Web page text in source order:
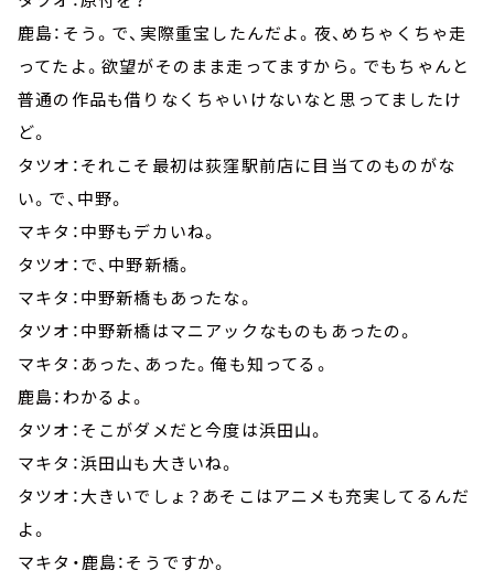
鹿島：そう。で、実際重宝したんだよ。夜、めちゃくちゃ走
ってたよ。欲望がそのまま走ってますから。でもちゃんと
普通の作品も借りなくちゃいけないなと思ってましたけ
ど。
タツオ：それこそ最初は荻窪駅前店に目当てのものがな
い。で、中野。
マキタ：中野もデカいね。
タツオ：で、中野新橋。
マキタ：中野新橋もあったな。
タツオ：中野新橋はマニアックなものもあったの。
マキタ：あった、あった。俺も知ってる。
鹿島：わかるよ。
タツオ：そこがダメだと今度は浜田山。
マキタ：浜田山も大きいね。
タツオ：大きいでしょ？あそこはアニメも充実してるんだ
よ。
マキタ・鹿島：そうですか。